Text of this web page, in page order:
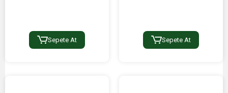
Sepete At Sepete At